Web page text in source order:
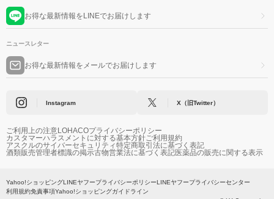
お得な最新情報をLINEでお届けします
ニュースレター
お得な最新情報をメールでお届けします
Instagram X（旧Twitter）
ご利用上の注意LOHACOプライバシーポリシー
カスタマーハラスメントに対する基本方針ご利用規約
アスクルのサイバーセキュリティ特定商取引法に基づく表記
酒類販売管理者標識の掲示古物営業法に基づく表記医薬品の販売に関する表示
Yahoo!ショッピングLINEヤフープライバシーポリシーLINEヤフープライバシーセンター
利用規約免責事項Yahoo!ショッピングガイドライン